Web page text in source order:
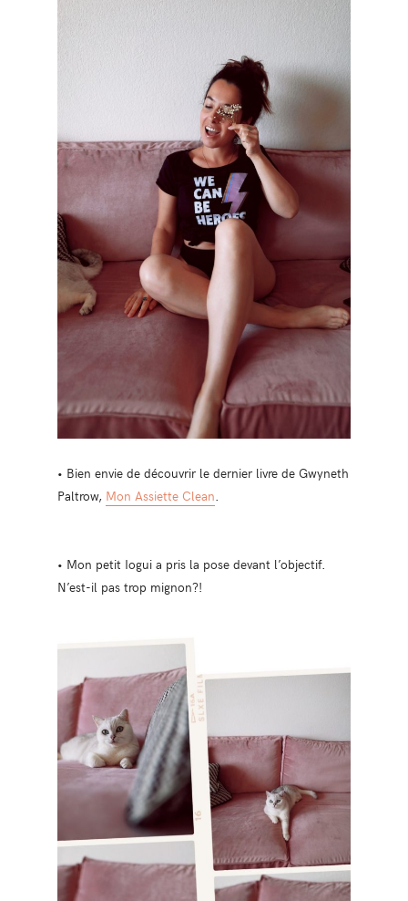
• Bien envie de découvrir le dernier livre de Gwyneth
Paltrow, Mon Assiette Clean.
• Mon petit Iogui a pris la pose devant l’objectif.
N’est-il pas trop mignon?!